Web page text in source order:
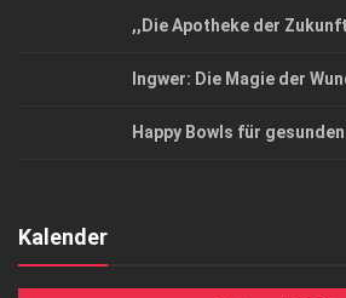
,,Die Apotheke der
Ingwer: Die Magie der
Happy Bowls für
Kalender